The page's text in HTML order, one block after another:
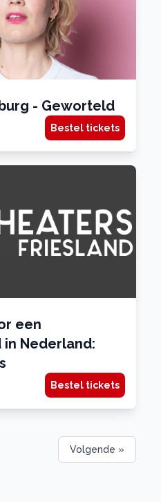
- Geworteld
Bestel tickets
een
Nederland:
Bestel tickets
Volgende »